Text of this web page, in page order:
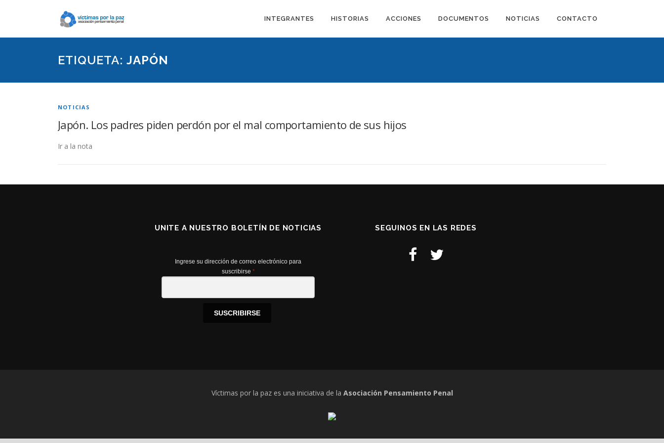
INTEGRANTES HISTORIAS ACCIONES DOCUMENTOS NOTICIAS CONTACTO
ETIQUETA: JAPÓN
NOTICIAS
Japón. Los padres piden perdón por el mal comportamiento de sus hijos
Ir a la nota
UNITE A NUESTRO BOLETÍN DE NOTICIAS
Ingrese su dirección de correo electrónico para
suscribirse *
SUSCRIBIRSE
SEGUINOS EN LAS REDES
Víctimas por la paz es una iniciativa de la Asociación Pensamiento Penal